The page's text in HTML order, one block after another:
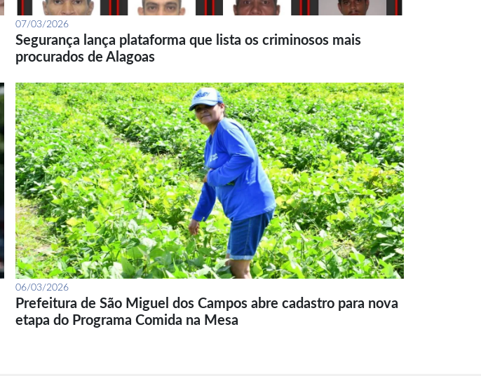
07/03/2026
Segurança lança plataforma que lista os criminosos mais
procurados de Alagoas
06/03/2026
Prefeitura de São Miguel dos Campos abre cadastro para nova
etapa do Programa Comida na Mesa